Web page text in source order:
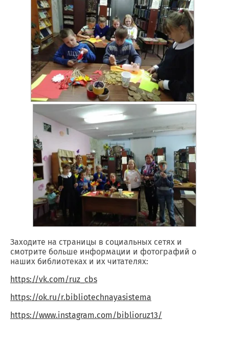
Заходите на страницы в социальных сетях и
смотрите больше информации и фотографий о
наших библиотеках и их читателях:
https://vk.com/ruz_cbs
https://ok.ru/r.bibliotechnayasistema
https://www.instagram.com/biblioruz13/